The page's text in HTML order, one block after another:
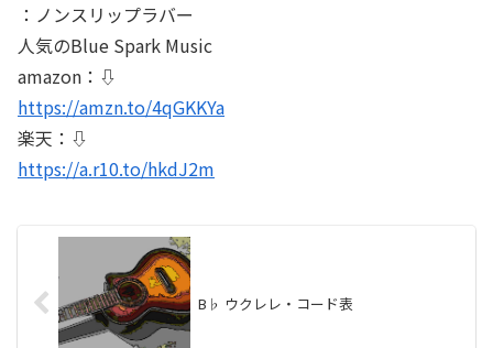
：ノンスリップラバー
人気のBlue Spark Music
amazon：⇩
https://amzn.to/4qGKKYa
楽天：⇩
https://a.r10.to/hkdJ2m
B♭ ウクレレ・コード表